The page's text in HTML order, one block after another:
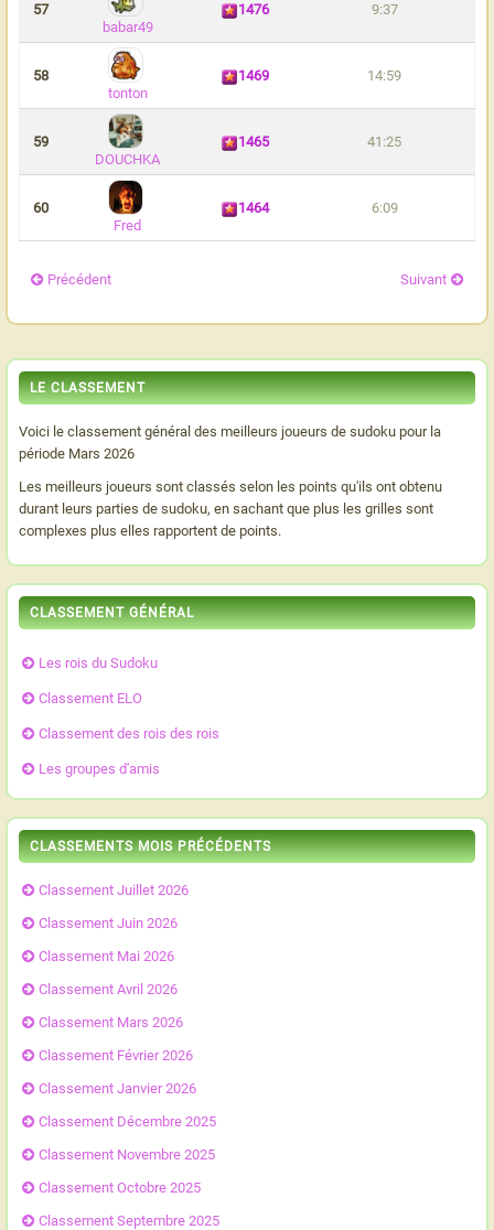
57
babar49
1476 9:37
58
tonton
1469 14:59
59
DOUCHKA
1465 41:25
60
Fred
1464 6:09
Précédent Suivant
LE CLASSEMENT
Voici le classement général des meilleurs joueurs de sudoku pour la
période Mars 2026
Les meilleurs joueurs sont classés selon les points qu'ils ont obtenu
durant leurs parties de sudoku, en sachant que plus les grilles sont
complexes plus elles rapportent de points.
CLASSEMENT GÉNÉRAL
Les rois du Sudoku
Classement ELO
Classement des rois des rois
Les groupes d'amis
CLASSEMENTS MOIS PRÉCÉDENTS
Classement Juillet 2026
Classement Juin 2026
Classement Mai 2026
Classement Avril 2026
Classement Mars 2026
Classement Février 2026
Classement Janvier 2026
Classement Décembre 2025
Classement Novembre 2025
Classement Octobre 2025
Classement Septembre 2025